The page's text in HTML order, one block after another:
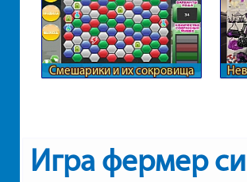
Смешарики и их сокровища
Игра фермер